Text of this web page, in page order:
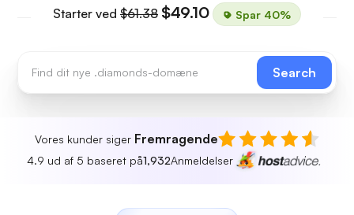
Starter ved $61.38 $49.10 Spar 40%
Search
Vores kunder siger Fremragende
4.9 ud af 5 baseret på1,932Anmeldelser